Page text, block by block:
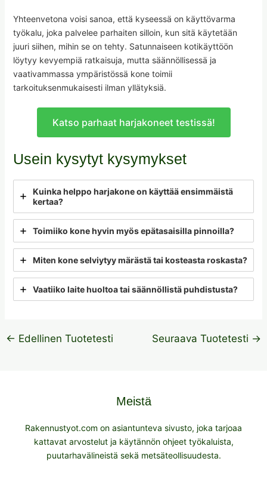
Yhteenvetona voisi sanoa, että kyseessä on käyttövarma
työkalu, joka palvelee parhaiten silloin, kun sitä käytetään
juuri siihen, mihin se on tehty. Satunnaiseen kotikäyttöön
löytyy kevyempiä ratkaisuja, mutta säännöllisessä ja
vaativammassa ympäristössä kone toimii
tarkoituksenmukaisesti ilman yllätyksiä.
Katso parhaat harjakoneet testissä!
Usein kysytyt kysymykset
Kuinka helppo harjakone on käyttää ensimmäistä
kertaa?
Toimiiko kone hyvin myös epätasaisilla pinnoilla?
Miten kone selviytyy märästä tai kosteasta roskasta?
Vaatiiko laite huoltoa tai säännöllistä puhdistusta?
← Edellinen Tuotetesti Seuraava Tuotetesti →
Meistä
Rakennustyot.com on asiantunteva sivusto, joka tarjoaa
kattavat arvostelut ja käytännön ohjeet työkaluista,
puutarhavälineistä sekä metsäteollisuudesta.